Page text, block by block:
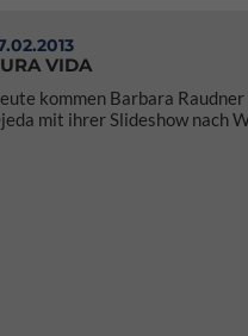
VIDA
kommen Barbara
mit ihrer Slideshow nach